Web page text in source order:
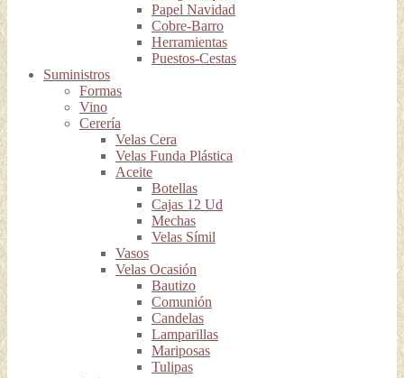
Papel Navidad
Cobre-Barro
Herramientas
Puestos-Cestas
Suministros
Formas
Vino
Cerería
Velas Cera
Velas Funda Plástica
Aceite
Botellas
Cajas 12 Ud
Mechas
Velas Símil
Vasos
Velas Ocasión
Bautizo
Comunión
Candelas
Lamparillas
Mariposas
Tulipas